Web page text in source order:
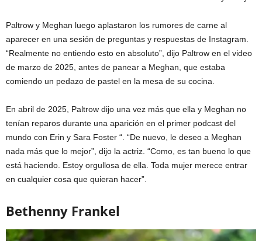
Paltrow y Meghan luego aplastaron los rumores de carne al
aparecer en una sesión de preguntas y respuestas de Instagram.
“Realmente no entiendo esto en absoluto”, dijo Paltrow en el video
de marzo de 2025, antes de panear a Meghan, que estaba
comiendo un pedazo de pastel en la mesa de su cocina.
En abril de 2025, Paltrow dijo una vez más que ella y Meghan no
tenían reparos durante una aparición en el primer podcast del
mundo con Erin y Sara Foster “. “De nuevo, le deseo a Meghan
nada más que lo mejor”, dijo la actriz. “Como, es tan bueno lo que
está haciendo. Estoy orgullosa de ella. Toda mujer merece entrar
en cualquier cosa que quieran hacer”.
Bethenny Frankel